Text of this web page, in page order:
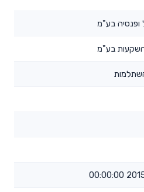
ופנסיה בע"מ
השקעות בע"מ
2015-